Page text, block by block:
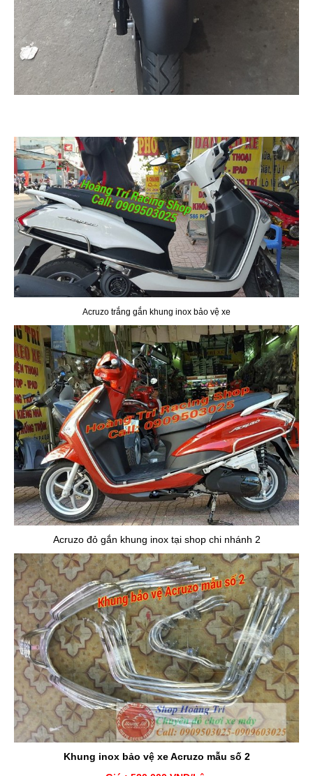
Acruzo trắng gắn khung inox bảo vệ xe
Acruzo đỏ gắn khung inox tại shop chi nhánh 2
Khung inox bảo vệ xe Acruzo mẫu số 2